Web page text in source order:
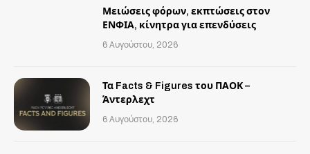
Μειώσεις φόρων, εκπτώσεις στον
ΕΝΦΙΑ, κίνητρα για επενδύσεις
6 Αυγούστου, 2026
Τα Facts & Figures του ΠΑΟΚ –
Άντερλεχτ
6 Αυγούστου, 2026